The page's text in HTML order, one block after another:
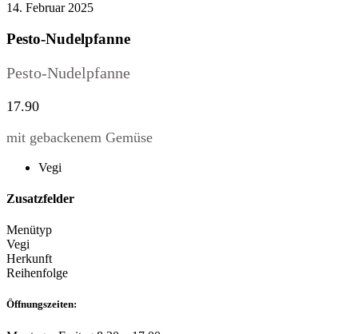
14. Februar 2025
Pesto-Nudelpfanne
Pesto-Nudelpfanne
17.90
mit gebackenem Gemüse
Vegi
Zusatzfelder
Menütyp
Vegi
Herkunft
Reihenfolge
Öffnungszeiten: